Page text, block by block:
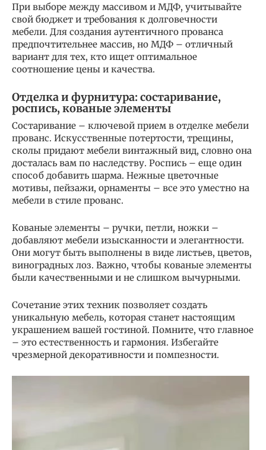
При выборе между массивом и МДФ, учитывайте
свой бюджет и требования к долговечности
мебели. Для создания аутентичного прованса
предпочтительнее массив, но МДФ – отличный
вариант для тех, кто ищет оптимальное
соотношение цены и качества.
Отделка и фурнитура: состаривание,
роспись, кованые элементы
Состаривание – ключевой прием в отделке мебели
прованс. Искусственные потертости, трещины,
сколы придают мебели винтажный вид, словно она
досталась вам по наследству. Роспись – еще один
способ добавить шарма. Нежные цветочные
мотивы, пейзажи, орнаменты – все это уместно на
мебели в стиле прованс.
Кованые элементы – ручки, петли, ножки –
добавляют мебели изысканности и элегантности.
Они могут быть выполнены в виде листьев, цветов,
виноградных лоз. Важно, чтобы кованые элементы
были качественными и не слишком вычурными.
Сочетание этих техник позволяет создать
уникальную мебель, которая станет настоящим
украшением вашей гостиной. Помните, что главное
– это естественность и гармония. Избегайте
чрезмерной декоративности и помпезности.